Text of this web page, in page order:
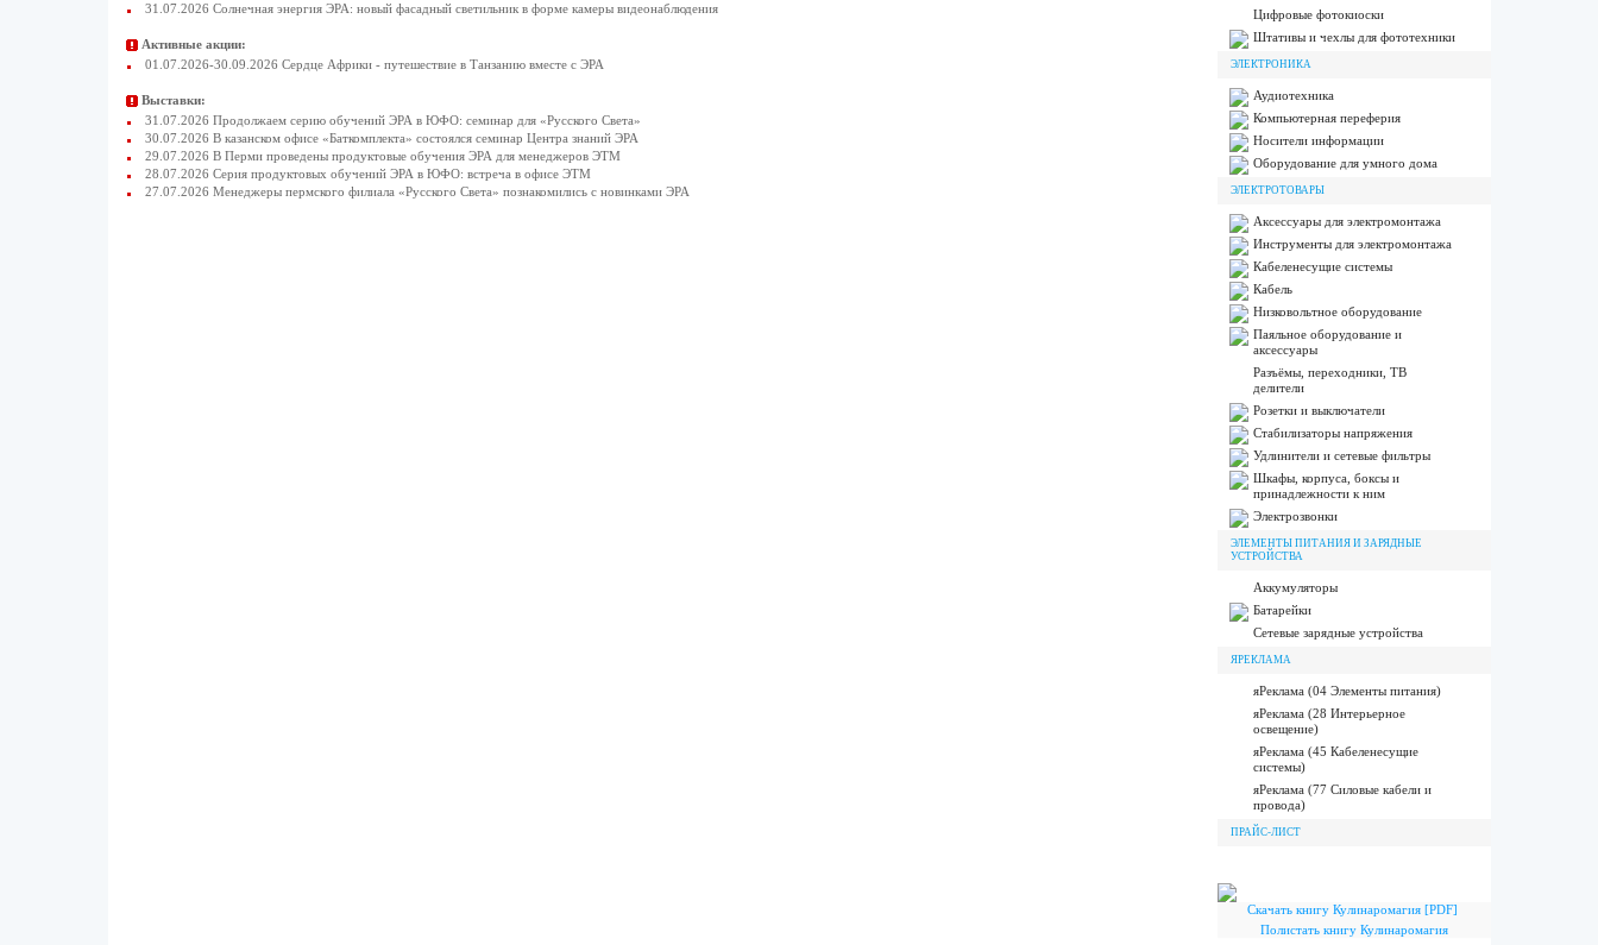
31.07.2026 Солнечная энергия ЭРА: новый фасадный светильник в форме камеры видеонаблюдения
Активные акции:
01.07.2026-30.09.2026 Сердце Африки - путешествие в Танзанию вместе с ЭРА
Выставки:
31.07.2026 Продолжаем серию обучений ЭРА в ЮФО: семинар для «Русского Света»
30.07.2026 В казанском офисе «Баткомплекта» состоялся семинар Центра знаний ЭРА
29.07.2026 В Перми проведены продуктовые обучения ЭРА для менеджеров ЭТМ
28.07.2026 Серия продуктовых обучений ЭРА в ЮФО: встреча в офисе ЭТМ
27.07.2026 Менеджеры пермского филиала «Русского Света» познакомились с новинками ЭРА
Цифровые фотокиоски
Штативы и чехлы для фототехники
ЭЛЕКТРОНИКА
Аудиотехника
Компьютерная переферия
Носители информации
Оборудование для умного дома
ЭЛЕКТРОТОВАРЫ
Аксессуары для электромонтажа
Инструменты для электромонтажа
Кабеленесущие системы
Кабель
Низковольтное оборудование
Паяльное оборудование и
аксессуары
Разъёмы, переходники, ТВ
делители
Розетки и выключатели
Стабилизаторы напряжения
Удлинители и сетевые фильтры
Шкафы, корпуса, боксы и
принадлежности к ним
Электрозвонки
ЭЛЕМЕНТЫ ПИТАНИЯ И ЗАРЯДНЫЕ
УСТРОЙСТВА
Аккумуляторы
Батарейки
Сетевые зарядные устройства
ЯРЕКЛАМА
яРеклама (04 Элементы питания)
яРеклама (28 Интерьерное
освещение)
яРеклама (45 Кабеленесущие
системы)
яРеклама (77 Силовые кабели и
провода)
ПРАЙС-ЛИСТ
Скачать книгу Кулинаромагия [PDF]
Полистать книгу Кулинаромагия